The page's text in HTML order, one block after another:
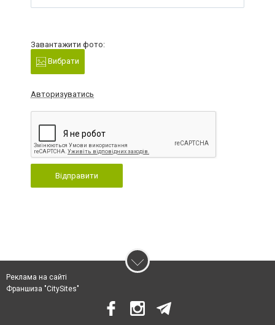
Завантажити фото:
Вибрати
Авторизуватись
Відправити
Реклама на сайті
Франшиза "CitySites"